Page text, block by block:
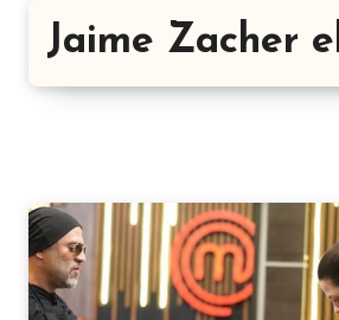
Jaime Zacher